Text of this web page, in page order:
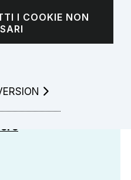
moneta
italiani
I COOKIE NON